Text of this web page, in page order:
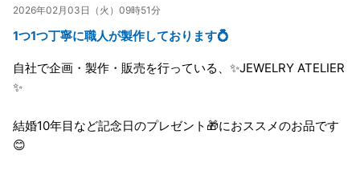
2026年02月03日（火）09時51分
1つ1つ丁寧に職人が製作しております💍
自社で企画・製作・販売を行っている、✨JEWELRY ATELIER
✨
結婚10年目など記念日のプレゼント🎁におススメのお品です
😊